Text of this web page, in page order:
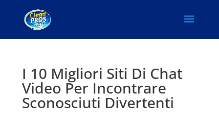
I 10 Migliori Siti Di Chat
Video Per Incontrare
Sconosciuti Divertenti